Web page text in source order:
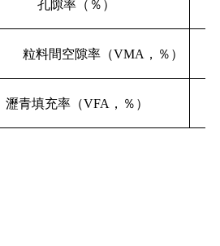
孔隙率（％）
粒料間空隙率（VMA ，％）
瀝青填充率（VFA ，％）